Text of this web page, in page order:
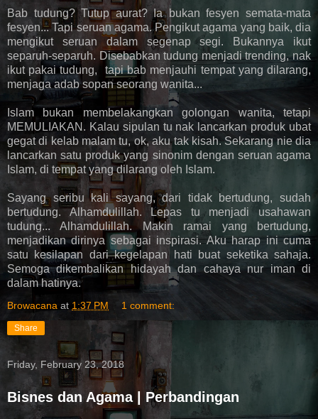
Bab tudung? Tutup aurat? Ia bukan fesyen semata-mata
fesyen... Tapi seruan agama. Pengikut agama yang baik, dia
mengikut seruan dalam segenap segi. Bukannya ikut
separuh-separuh. Disebabkan tudung menjadi trending, nak
ikut pakai tudung, tapi bab menjauhi tempat yang dilarang,
menjaga adab sopan seorang wanita...
Islam bukan membelakangkan golongan wanita, tetapi
MEMULIAKAN. Kalau sipulan tu nak lancarkan produk ubat
gegat di kelab malam tu, ok, aku tak kisah. Sekarang nie dia
lancarkan satu produk yang sinonim dengan seruan agama
Islam, di tempat yang dilarang oleh Islam.
Sayang seribu kali sayang, dari tidak bertudung, sudah
bertudung. Alhamdulillah. Lepas tu menjadi usahawan
tudung... Alhamdulillah. Makin ramai yang bertudung,
menjadikan dirinya sebagai inspirasi. Aku harap ini cuma
satu kesilapan dari kegelapan hati buat seketika sahaja.
Semoga dikembalikan hidayah dan cahaya nur iman di
dalam hatinya.
Browacana at 1:37 PM 1 comment:
Share
Friday, February 23, 2018
Bisnes dan Agama | Perbandingan